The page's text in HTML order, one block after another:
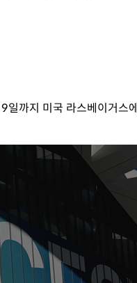
까지 미국 라스베이거스